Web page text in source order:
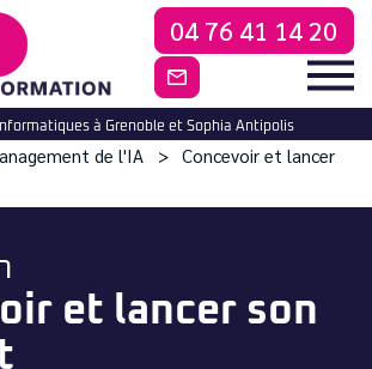
04 76 41 14 20
CONTACTEZ-
à Grenoble et Sophia Antipolis
de l'IA
Concevoir et lancer
et lancer son